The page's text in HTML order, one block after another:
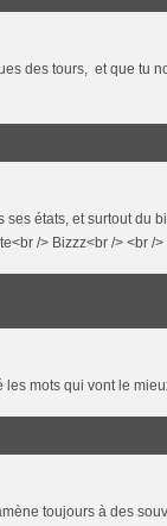
des tours, et que tu
états, et surtout du
/> Bizzz<br /> <br />
mots qui vont le
toujours à des